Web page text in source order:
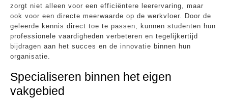
zorgt niet alleen voor een efficiëntere leerervaring, maar
ook voor een directe meerwaarde op de werkvloer. Door de
geleerde kennis direct toe te passen, kunnen studenten hun
professionele vaardigheden verbeteren en tegelijkertijd
bijdragen aan het succes en de innovatie binnen hun
organisatie.
Specialiseren binnen het eigen
vakgebied